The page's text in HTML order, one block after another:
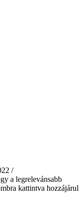
/
a legrelevánsabb
kattintva hozzájárul